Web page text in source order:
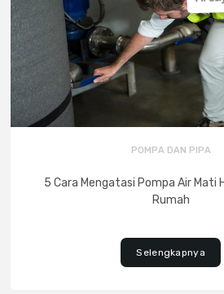
POMPA DAN PIPA
5 Cara Mengatasi Pompa Air Mati
Rumah
Selengkapnya